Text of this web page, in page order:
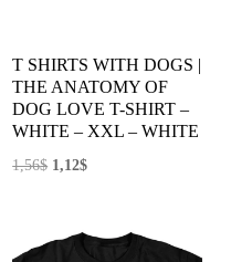
T SHIRTS WITH DOGS |
THE ANATOMY OF
DOG LOVE T-SHIRT –
WHITE – XXL – WHITE
1,56$ El
1,12$El